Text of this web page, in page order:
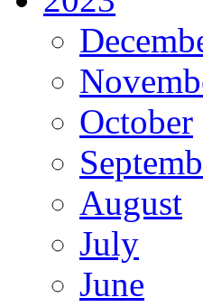
October
August
July
June